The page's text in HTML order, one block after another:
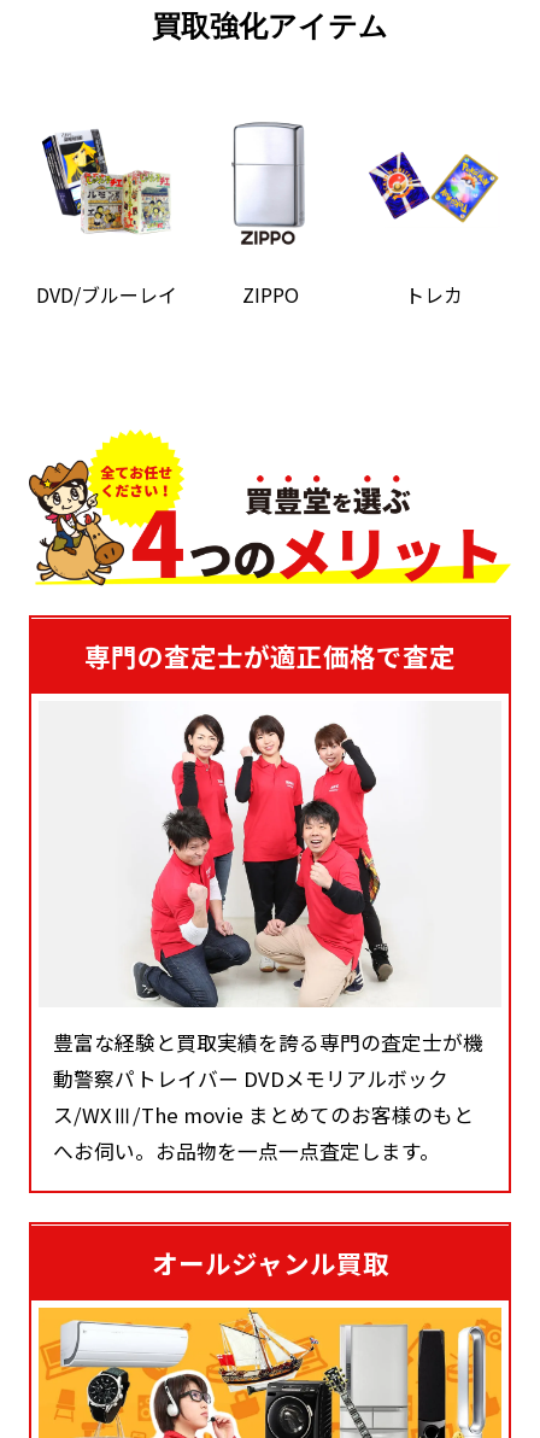
買取強化アイテム
DVD/ブルーレイ ZIPPO トレカ
専門の査定士が適正価格で査定
豊富な経験と買取実績を誇る専門の査定士が機
動警察パトレイバー DVDメモリアルボック
ス/WXⅢ/The movie まとめてのお客様のもと
へお伺い。お品物を一点一点査定します。
オールジャンル買取